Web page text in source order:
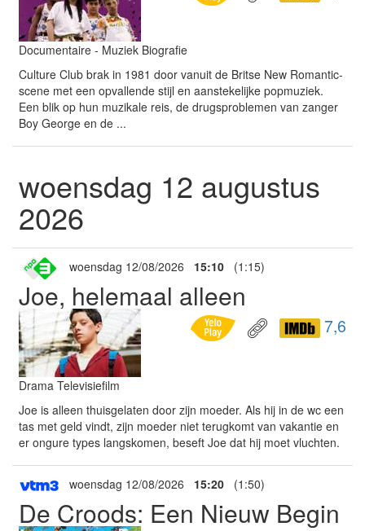
Documentaire - Muziek Biografie
Culture Club brak in 1981 door vanuit de Britse New Romantic-
scene met een opvallende stijl en aanstekelijke popmuziek.
Een blik op hun muzikale reis, de drugsproblemen van zanger
Boy George en de ...
woensdag 12 augustus
2026
woensdag 12/08/2026 15:10 (1:15)
Joe, helemaal alleen
7,6
Drama Televisiefilm
Joe is alleen thuisgelaten door zijn moeder. Als hij in de wc een
tas met geld vindt, zijn moeder niet terugkomt van vakantie en
er ongure types langskomen, beseft Joe dat hij moet vluchten.
woensdag 12/08/2026 15:20 (1:50)
De Croods: Een Nieuw Begin